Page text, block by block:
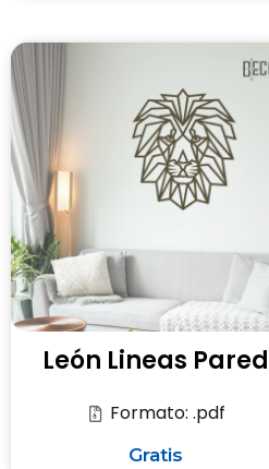
León Lineas Pared
Formato: .pdf
Gratis